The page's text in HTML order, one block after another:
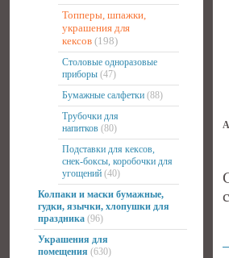
Топперы, шпажки,
украшения для
кексов (198)
Столовые одноразовые
приборы (47)
Бумажные салфетки (88)
Трубочки для
напитков (80)
Подставки для кексов,
снек-боксы, коробочки для
угощений (40)
Колпаки и маски бумажные,
гудки, язычки, хлопушки для
праздника (96)
Украшения для
помещения (630)